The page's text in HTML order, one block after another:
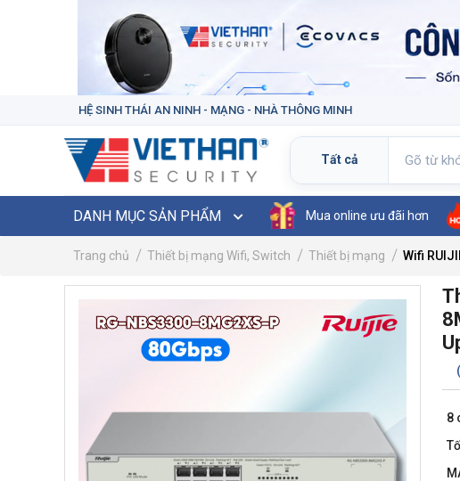
HỆ SINH THÁI AN NINH - MẠNG - NHÀ THÔNG MINH
DANH MỤC SẢN PHẨM Mua online ưu đãi hơn
Trang chủ Thiết bị mạng Wifi, Switch Thiết bị mạng Wifi
8